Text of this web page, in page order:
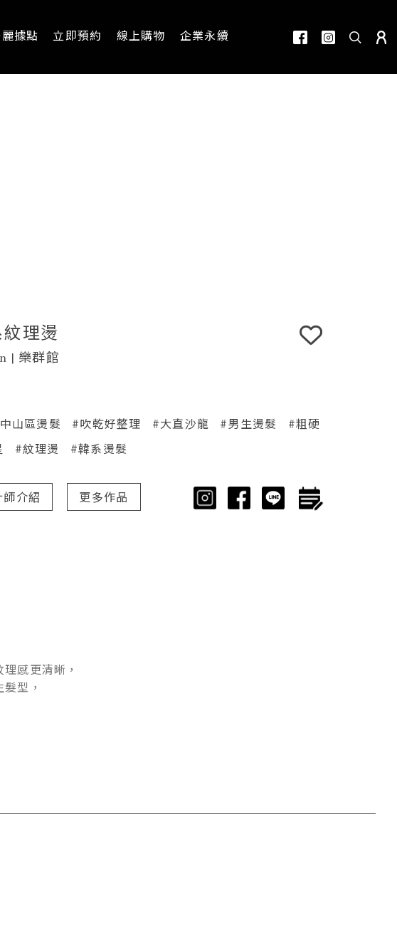
據點 立即預約 線上購物 企業永續
理燙
| 樂群館
山區燙髮 #吹乾好整理 #大直沙龍 #男生燙髮
#粗硬
#紋理燙 #韓系燙髮
師介紹 更多作品
感更清晰，
型，